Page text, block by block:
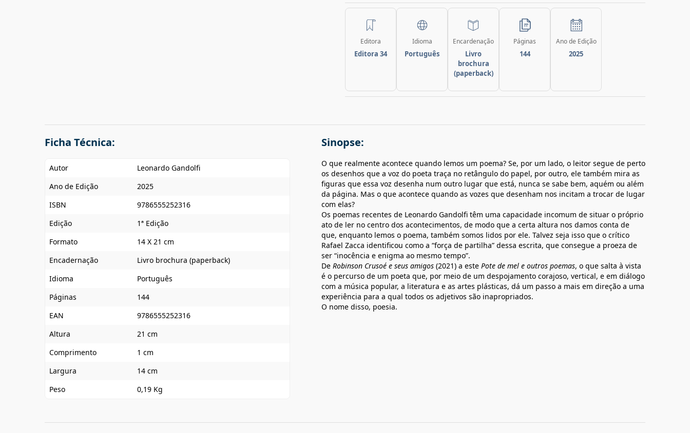
Editora
Editora 34
Idioma
Português
Encardenação
Livro
brochura
(paperback)
Páginas
144
Ano de Edição
2025
Ficha Técnica:
Autor
Leonardo Gandolfi
Ano de Edição
2025
ISBN
9786555252316
Edição
1ª Edição
Formato
14 X 21 cm
Encadernação
Livro brochura (paperback)
Idioma
Português
Páginas
144
EAN
9786555252316
Altura
21 cm
Comprimento
1 cm
Largura
14 cm
Peso
0,19 Kg
Sinopse:
O que realmente acontece quando lemos um poema? Se, por um lado, o leitor segue de perto
os desenhos que a voz do poeta traça no retângulo do papel, por outro, ele também mira as
figuras que essa voz desenha num outro lugar que está, nunca se sabe bem, aquém ou além
da página. Mas o que acontece quando as vozes que desenham nos incitam a trocar de lugar
com elas?
Os poemas recentes de Leonardo Gandolfi têm uma capacidade incomum de situar o próprio
ato de ler no centro dos acontecimentos, de modo que a certa altura nos damos conta de
que, enquanto lemos o poema, também somos lidos por ele. Talvez seja isso que o crítico
Rafael Zacca identificou como a “força de partilha” dessa escrita, que consegue a proeza de
ser “inocência e enigma ao mesmo tempo”.
De Robinson Crusoé e seus amigos (2021) a este Pote de mel e outros poemas, o que salta à vista
é o percurso de um poeta que, por meio de um despojamento corajoso, vertical, e em diálogo
com a música popular, a literatura e as artes plásticas, dá um passo a mais em direção a uma
experiência para a qual todos os adjetivos são inapropriados.
O nome disso, poesia.